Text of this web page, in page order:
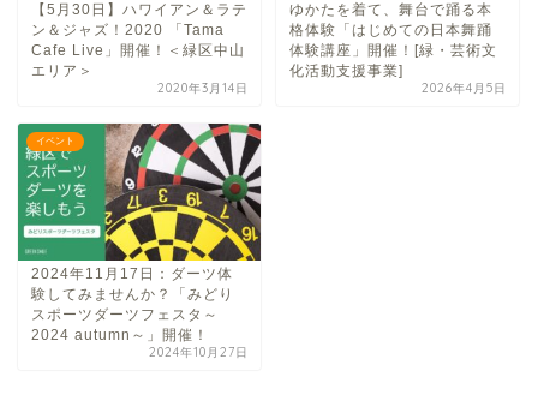
【5月30日】ハワイアン＆ラテ
ン＆ジャズ！2020 「Tama
Cafe Live」開催！＜緑区中山
エリア＞
2020年3月14日
ゆかたを着て、舞台で踊る本
格体験「はじめての日本舞踊
体験講座」開催！[緑・芸術文
化活動支援事業]
2026年4月5日
イベント
2024年11月17日：ダーツ体
験してみませんか？「みどり
スポーツダーツフェスタ～
2024 autumn～」開催！
2024年10月27日